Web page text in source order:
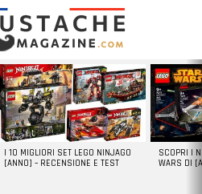
I 10 MIGLIORI SET LEGO NINJAGO
[ANNO] – RECENSIONE E TEST
SCOPRI I
WARS DI